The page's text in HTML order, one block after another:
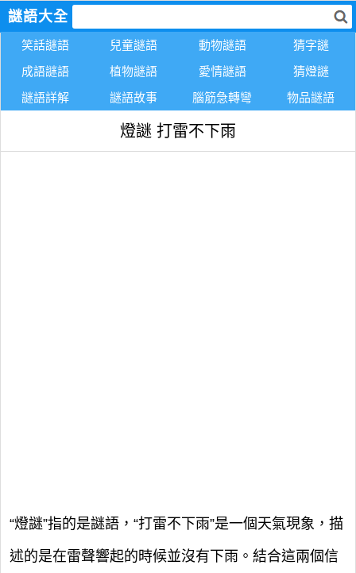
謎語大全
笑話謎語 兒童謎語 動物謎語
猜字謎
成語謎語
植物謎語 愛情謎語
猜燈謎
謎語詳解
謎語故事 腦筋急轉彎 物品謎語
燈謎 打雷不下雨
“燈謎”指的是謎語，“打雷不下雨”是一個天氣現象，描
述的是在雷聲響起的時候並沒有下雨。結合這兩個信